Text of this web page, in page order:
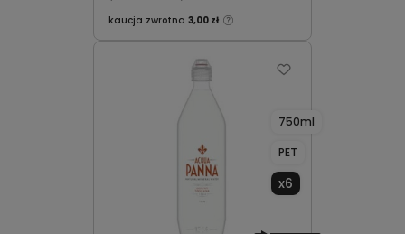
kaucja zwrotna 3,00 zł
750ml
PET
x6